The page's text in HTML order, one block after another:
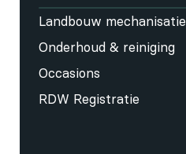
Landbouw mechanisatie
Onderhoud & reiniging
Occasions
RDW Registratie